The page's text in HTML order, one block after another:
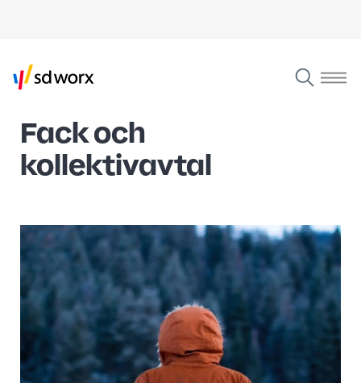
Fack och
kollektivavtal